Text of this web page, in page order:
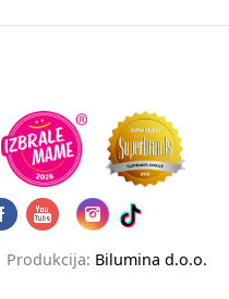
Produkcija: Bilumina d.o.o.